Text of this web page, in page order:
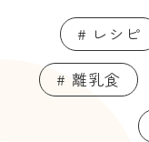
# レシピ
# 離乳食